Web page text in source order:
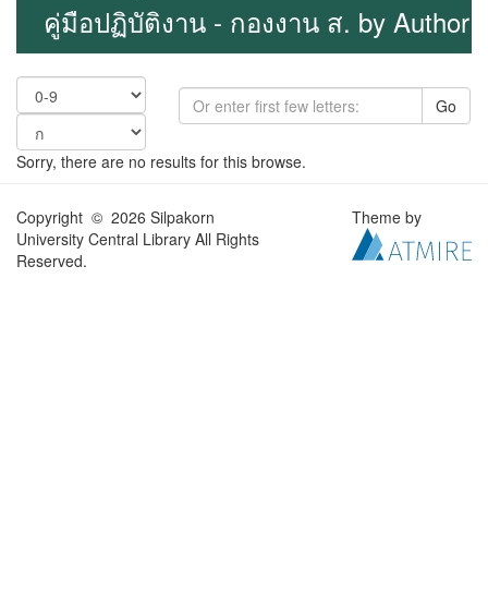
คู่มือปฏิบัติงาน - กองงาน ส. by Author
Go
Sorry, there are no results for this browse.
Copyright © 2026 Silpakorn
University Central Library All Rights
Reserved.
Theme by